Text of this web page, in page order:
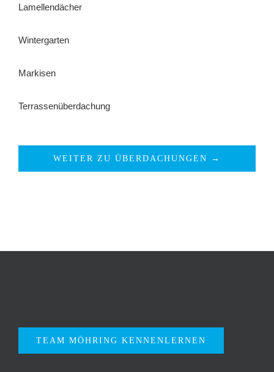
Lamellendächer
Wintergarten
Markisen
Terrassenüberdachung
WEITER ZU ÜBERDACHUNGEN →
TEAM MÖHRING KENNENLERNEN